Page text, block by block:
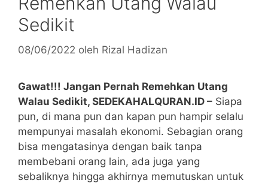
Sedikit
08/06/2022 oleh Rizal Hadizan
Gawat!!! Jangan Pernah Remehkan Utang
Walau Sedikit, SEDEKAHALQURAN.ID – Siapa
pun, di mana pun dan kapan pun hampir selalu
mempunyai masalah ekonomi. Sebagian orang
bisa mengatasinya dengan baik tanpa
membebani orang lain, ada juga yang
sebaliknya hingga akhirnya memutuskan untuk